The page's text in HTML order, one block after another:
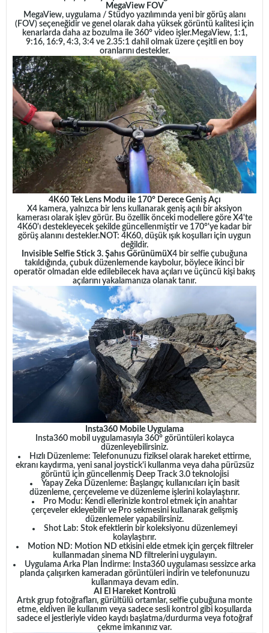
MegaView FOV
MegaView, uygulama / Stüdyo yazılımında yeni bir görüş alanı
(FOV) seçeneğidir ve genel olarak daha yüksek görüntü kalitesi için
kenarlarda daha az bozulma ile 360° video işler.MegaView, 1:1,
9:16, 16:9, 4:3, 3:4 ve 2.35:1 dahil olmak üzere çeşitli en boy
oranlarını destekler.
4K60 Tek Lens Modu ile 170° Derece Geniş Açı
X4 kamera, yalnızca bir lens kullanarak geniş açılı bir aksiyon
kamerası olarak işlev görür. Bu özellik önceki modellere göre X4'te
4K60'ı destekleyecek şekilde güncellenmiştir ve 170°'ye kadar bir
görüş alanını destekler.NOT: 4K60, düşük ışık koşulları için uygun
değildir.
Invisible Selfie Stick 3. Şahıs GörünümüX4 bir selfie çubuğuna
takıldığında, çubuk düzenlemende kaybolur, böylece ikinci bir
operatör olmadan elde edilebilecek hava açıları ve üçüncü kişi bakış
açılarını yakalamanıza olanak tanır.
Insta360 Mobile Uygulama
Insta360 mobil uygulamasıyla 360° görüntüleri kolayca
düzenleyebilirsiniz.
Hızlı Düzenleme: Telefonunuzu fiziksel olarak hareket ettirme,
ekranı kaydırma, yeni sanal joystick'i kullanma veya daha pürüzsüz
görüntü için güncellenmiş Deep Track 3.0 teknolojisi
Yapay Zeka Düzenleme: Başlangıç ​​kullanıcıları için basit
düzenleme, çerçeveleme ve düzenleme işlerini kolaylaştırır.
Pro Modu: Kendi ellerinizle kontrol etmek için anahtar
çerçeveler ekleyebilir ve Pro sekmesini kullanarak gelişmiş
düzenlemeler yapabilirsiniz.
Shot Lab: Stok efektlerin bir koleksiyonu düzenlemeyi
kolaylaştırır.
Motion ND: Motion ND etkisini elde etmek için gerçek filtreler
kullanmadan sinema ND filtrelerini uygulayın.
Uygulama Arka Plan İndirme: Insta360 uygulaması sessizce arka
planda çalışırken kameradan görüntüleri indirin ve telefonunuzu
kullanmaya devam edin.
AI El Hareket Kontrolü
Artık grup fotoğrafları, gürültülü ortamlar, selfie çubuğuna monte
etme, eldiven ile kullanım veya sadece sesli kontrol gibi koşullarda
sadece el jestleriyle video kaydı başlatma/durdurma veya fotoğraf
çekme imkanınız var.